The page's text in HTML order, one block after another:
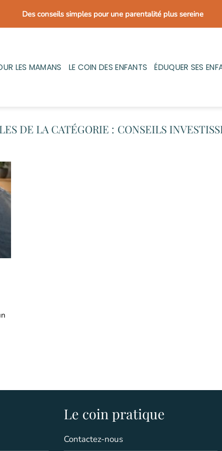
Des conseils simples pour une parentalité plus sereine
LES MAMANS LE COIN DES ENFANTS ÉDUQUER SES
CONSEILS
Le coin pratique
Contactez-nous